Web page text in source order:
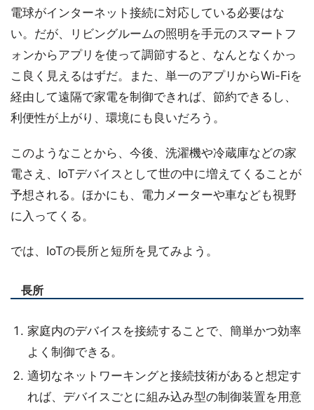
電球がインターネット接続に対応している必要はな
い。だが、リビングルームの照明を手元のスマートフ
ォンからアプリを使って調節すると、なんとなくかっ
こ良く見えるはずだ。また、単一のアプリからWi-Fiを
経由して遠隔で家電を制御できれば、節約できるし、
利便性が上がり、環境にも良いだろう。
このようなことから、今後、洗濯機や冷蔵庫などの家
電さえ、IoTデバイスとして世の中に増えてくることが
予想される。ほかにも、電力メーターや車なども視野
に入ってくる。
では、IoTの長所と短所を見てみよう。
長所
家庭内のデバイスを接続することで、簡単かつ効率
よく制御できる。
適切なネットワーキングと接続技術があると想定す
れば、デバイスごとに組み込み型の制御装置を用意